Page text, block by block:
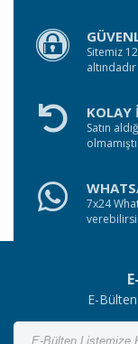
Sitemiz
altındadır
KOLAY
Satın
olmamıştı
7x24
E-